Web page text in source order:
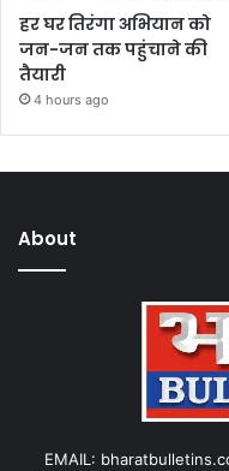
हर घर तिरंगा अभियान को
जन-जन तक पहुंचाने की
तैयारी
4 hours ago
About
EMAIL: